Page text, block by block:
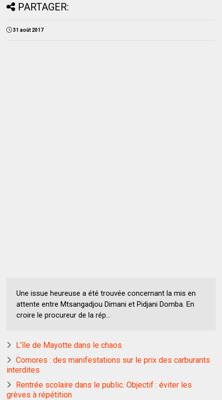
PARTAGER:
31 août 2017
Une issue heureuse a été trouvée concernant la mis en
attente entre Mtsangadjou Dimani et Pidjani Domba. En
croire le procureur de la rép...
L’île de Mayotte dans le chaos
Comores : des manifestations sur le prix des carburants
interdites
Rentrée scolaire dans le public. Objectif : éviter les
grèves à répétition